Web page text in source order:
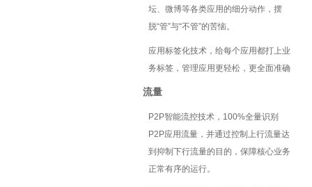
坛、微博等各类应用的细分动作，摆
脱“管”与“不管”的苦恼。
应用标签化技术，给每个应用都打上业
务标签，管理应用更轻松，更全面准确
流量
P2P智能流控技术，100%全量识别
P2P应用流量，并通过控制上行流量达
到抑制下行流量的目的，保障核心业务
正常有序的运行。